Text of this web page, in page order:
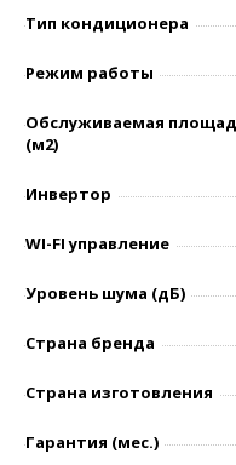
Тип кондиционера
Режим работы
Обслуживаемая
(м2)
Инвертор
WI-FI управление
Уровень шумa (дБ)
Страна бренда
Страна изготовления
Гарантия (мес.)